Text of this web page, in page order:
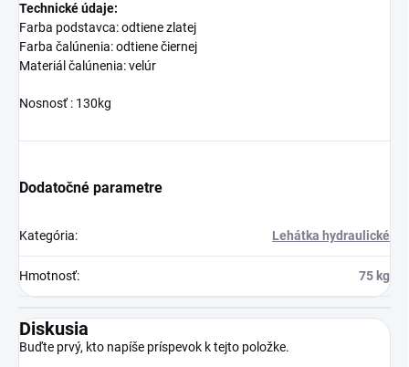
Technické údaje:
Farba podstavca: odtiene zlatej
Farba čalúnenia: odtiene čiernej
Materiál čalúnenia: velúr
Nosnosť : 130kg
Dodatočné parametre
Kategória: Lehátka hydraulické
Hmotnosť: 75 kg
Diskusia
Buďte prvý, kto napíše príspevok k tejto položke.